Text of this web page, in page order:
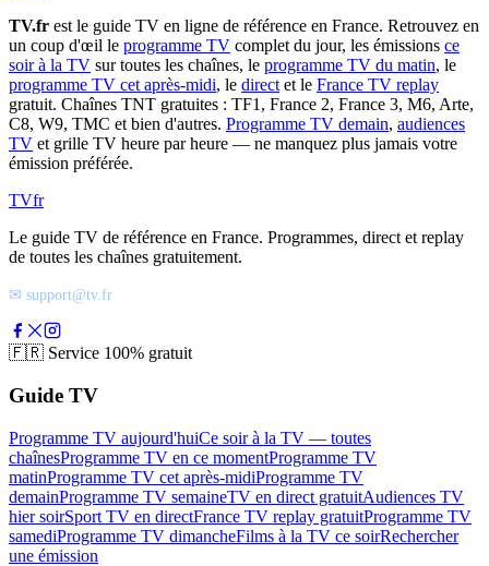
TV.fr est le guide TV en ligne de référence en France. Retrouvez en
un coup d'œil le programme TV complet du jour, les émissions ce
soir à la TV sur toutes les chaînes, le programme TV du matin, le
programme TV cet après-midi, le direct et le France TV replay
gratuit. Chaînes TNT gratuites : TF1, France 2, France 3, M6, Arte,
C8, W9, TMC et bien d'autres. Programme TV demain, audiences
TV et grille TV heure par heure — ne manquez plus jamais votre
émission préférée.
TVfr
Le guide TV de référence en France. Programmes, direct et replay
de toutes les chaînes gratuitement.
✉ support@tv.fr
🇫🇷 Service 100% gratuit
Guide TV
Programme TV aujourd'huiCe soir à la TV — toutes
chaînesProgramme TV en ce momentProgramme TV
matinProgramme TV cet après-midiProgramme TV
demainProgramme TV semaineTV en direct gratuitAudiences TV
hier soirSport TV en directFrance TV replay gratuitProgramme TV
samediProgramme TV dimancheFilms à la TV ce soirRechercher
une émission